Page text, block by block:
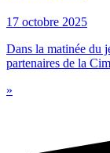
17 octobre 2025
Dans la matinée du
partenaires de la
»